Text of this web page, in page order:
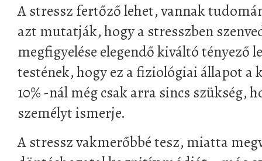
A stressz fertőző lehet, vannak
azt mutatják, hogy a stresszben
megfigyelése elegendő kiváltó tényező
testének, hogy ez a fiziológiai állapot a
10% -nál még csak arra sincs szükség,
személyt ismerje.
A stressz vakmerőbbé tesz, miatta